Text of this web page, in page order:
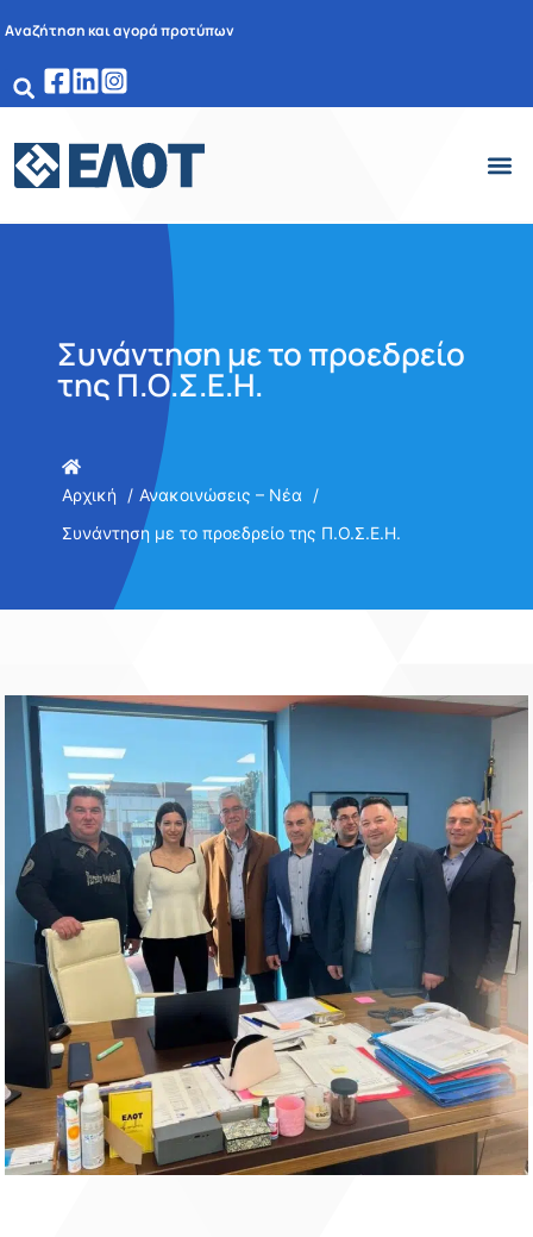
Αναζήτηση και αγορά προτύπων
Συνάντηση με το προεδρείο
της Π.Ο.Σ.Ε.Η.
Αρχική
Ανακοινώσεις – Νέα
Συνάντηση με το προεδρείο της Π.Ο.Σ.Ε.Η.